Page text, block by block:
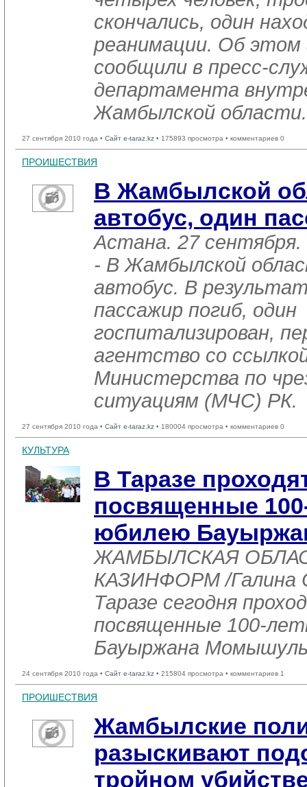
скончались, один
реанимации. Об этом
сообщили в пресс-
департамента
Жамбылской области.
27 сентября 2010 года • Сайт e-taraz.kz • 175893 просмотра • комментариев 0
ПРОИШЕСТВИЯ
В Жамбылской
автобус, один
Астана. 27 сентября.
- В Жамбылской
автобус. В
пассажир погиб, один
госпитализирован,
агентство со
Министерства по
ситуациям (МЧС) РК.
27 сентября 2010 года • Сайт e-taraz.kz • 180004 просмотра • комментариев 0
КУЛЬТУРА
В Таразе
посвященные
юбилею
ЖАМБЫЛСКАЯ
КАЗИНФОРМ /Галина
Таразе сегодня
посвященные 100-
Бауыржана
24 сентября 2010 года • Сайт e-taraz.kz • 215804 просмотра • комментариев 1
ПРОИШЕСТВИЯ
Жамбылские
разыскивают
тройном